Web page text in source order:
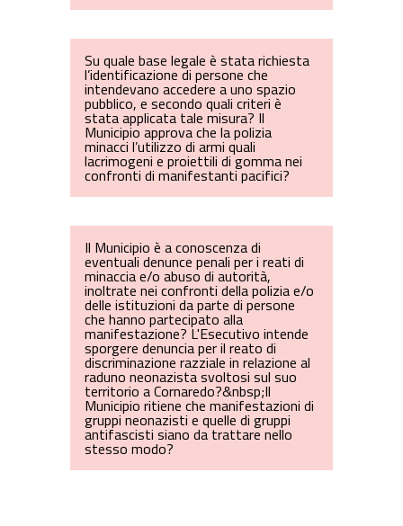
Su quale base legale è stata richiesta
l’identificazione di persone che
intendevano accedere a uno spazio
pubblico, e secondo quali criteri è
stata applicata tale misura? Il
Municipio approva che la polizia
minacci l’utilizzo di armi quali
lacrimogeni e proiettili di gomma nei
confronti di manifestanti pacifici?
Il Municipio è a conoscenza di
eventuali denunce penali per i reati di
minaccia e/o abuso di autorità,
inoltrate nei confronti della polizia e/o
delle istituzioni da parte di persone
che hanno partecipato alla
manifestazione? L'Esecutivo intende
sporgere denuncia per il reato di
discriminazione razziale in relazione al
raduno neonazista svoltosi sul suo
territorio a Cornaredo?&nbsp;Il
Municipio ritiene che manifestazioni di
gruppi neonazisti e quelle di gruppi
antifascisti siano da trattare nello
stesso modo?